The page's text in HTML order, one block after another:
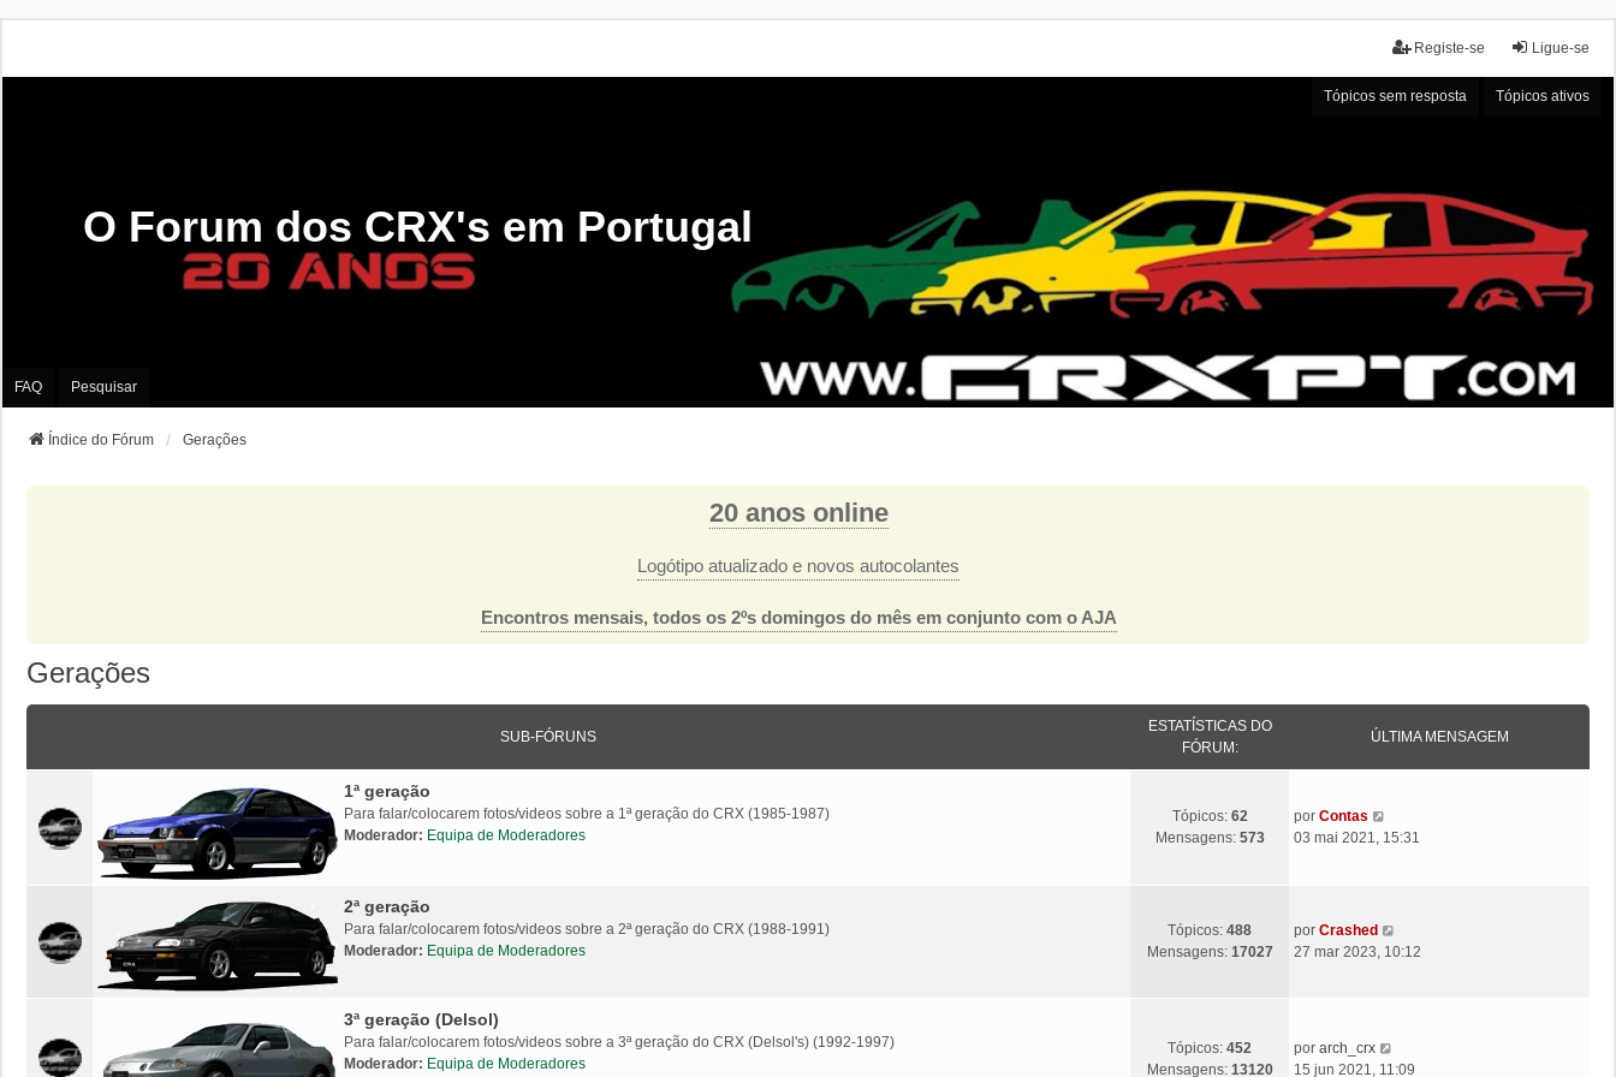
Ligue-se
Registe-se
Tópicos sem resposta Tópicos ativos
O Forum dos CRX's em Portugal
FAQ Pesquisar
Índice do Fórum Gerações
20 anos online
Logótipo atualizado e novos autocolantes
Encontros mensais, todos os 2ºs domingos do mês em conjunto com o AJA
Gerações
SUB-FÓRUNS
ESTATÍSTICAS DO
FÓRUM:
ÚLTIMA MENSAGEM
1ª geração
Para falar/colocarem fotos/videos sobre a 1ª geração do CRX (1985-1987)
Moderador: Equipa de Moderadores
Tópicos: 62
Mensagens: 573
Ú
l
a
M
g
por Contas
e
ú
l
M
03 mai 2021, 15:31
2ª geração
Para falar/colocarem fotos/videos sobre a 2ª geração do CRX (1988-1991)
Moderador: Equipa de Moderadores
Tópicos: 488
Mensagens: 17027
Ú
l
M
por Crashed
e
27 mar 2023, 10:12
3ª geração (Delsol)
Para falar/colocarem fotos/videos sobre a 3ª geração do CRX (Delsol's) (1992-1997)
Moderador: Equipa de Moderadores
Tópicos: 452
Mensagens: 13120
Ú
l
por arch_crx
e
15 jun 2021, 11:09